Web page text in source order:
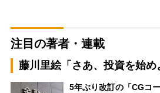
注目の著者・連載
藤川里絵「さあ、投資を始め
5年ぶり改訂の「CGコ